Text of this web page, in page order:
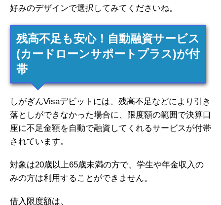
好みのデザインで選択してみてくださいね。
残高不足も安心！自動融資サービス
(カードローンサポートプラス)が付
帯
しがぎんVisaデビットには、残高不足などにより引き
落としができなかった場合に、限度額の範囲で決算口
座に不足金額を自動で融資してくれるサービスが付帯
されています。
対象は20歳以上65歳未満の方で、学生や年金収入の
みの方は利用することができません。
借入限度額は、